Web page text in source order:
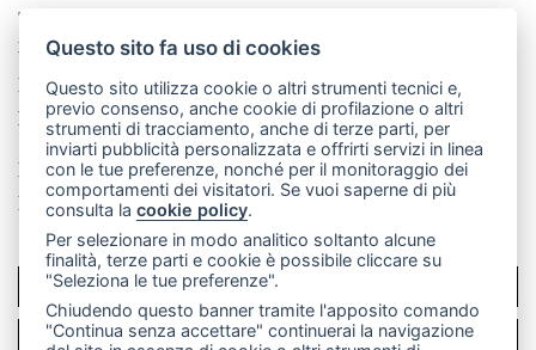
PRIVACY
Privacy
policy
Cookie
policy
Telefono:
mail: redazione@leccoonline.com
La redazione
MerateOnline CasateOnline
RSS
Made by VIP
Privacy policy
Cookie policy
Rivedi le tue scelte sui cookie
SCRIVICI
PER LA TUA PUBBLICITÀ
Questo sito fa uso di cookies
Questo sito utilizza cookie o altri strumenti tecnici e,
previo consenso, anche cookie di profilazione o altri
strumenti di tracciamento, anche di terze parti, per
inviarti pubblicità personalizzata e offrirti servizi in linea
con le tue preferenze, nonché per il monitoraggio dei
comportamenti dei visitatori. Se vuoi saperne di più
consulta lacookie policy.
Per selezionare in modo analitico soltanto alcune
finalità, terze parti e cookie è possibile cliccare su
"Seleziona le tue preferenze".
Chiudendo questo banner tramite l'apposito comando
"Continua senza accettare" continuerai la navigazione